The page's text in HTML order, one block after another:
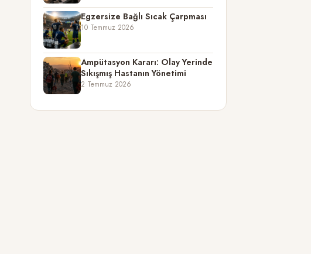
Egzersize Bağlı Sıcak Çarpması
10 Temmuz 2026
Ampütasyon Kararı: Olay Yerinde
Sıkışmış Hastanın Yönetimi
2 Temmuz 2026